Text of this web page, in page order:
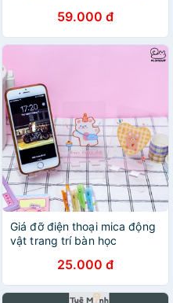
Sống Cho Bé59.000 đ
Giá đỡ điện thoại mica động
vật trang trí bàn học
25.000 đ